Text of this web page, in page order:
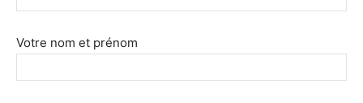
Votre nom et prénom